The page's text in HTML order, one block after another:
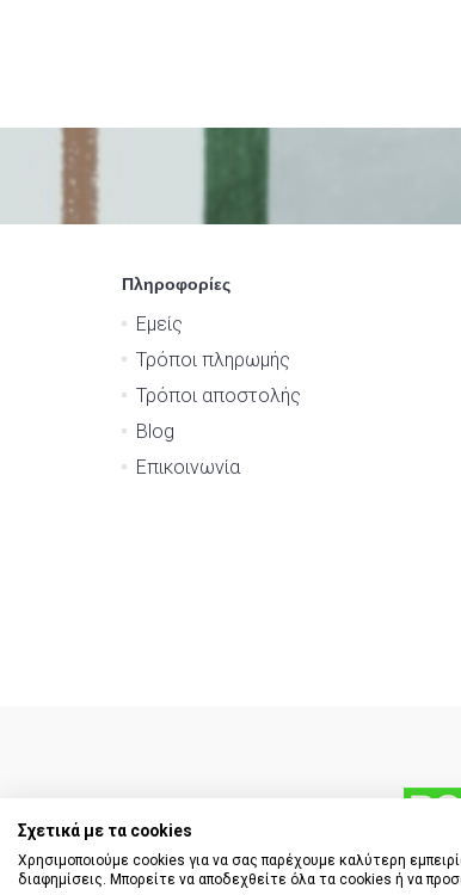
Πληροφορίες
Εμείς
Τρόποι πληρωμής
Τρόποι αποστολής
Blog
Επικοινωνία
Σχετικά με τα cookies
Χρησιμοποιούμε cookies για να σας παρέχουμε καλύτερη
διαφημίσεις. Μπορείτε να αποδεχθείτε όλα τα cookies ή να